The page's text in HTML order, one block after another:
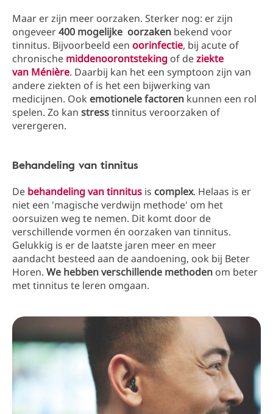
Maar er zijn meer oorzaken. Sterker nog: er zijn
ongeveer400 mogelijke oorzaken bekend voor
tinnitus. Bijvoorbeeld een oorinfectie, bij acute of
chronische middenoorontsteking of deziekte
van Ménière. Daarbij kan het een symptoon zijn van
andere ziekten of is het een bijwerking van
medicijnen. Ook emotionele factoren kunnen een rol
spelen. Zo kan stresstinnitus veroorzaken of
verergeren.
Behandeling van tinnitus
De behandeling van tinnitus is complex. Helaas is er
niet een 'magische verdwijn methode' om het
oorsuizen weg te nemen. Dit komt door de
verschillende vormen én oorzaken van tinnitus.
Gelukkig is er de laatste jaren meer en meer
aandacht besteed aan de aandoening, ook bij Beter
Horen. We hebben verschillende methoden om beter
met tinnitus te leren omgaan.